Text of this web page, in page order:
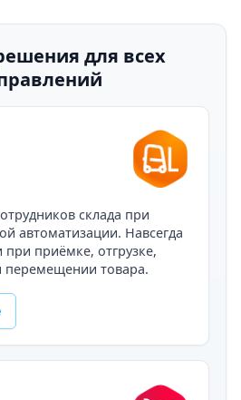
для всех
склада при
автоматизации. Навсегда
приёмке, отгрузке,
перемещении товара.